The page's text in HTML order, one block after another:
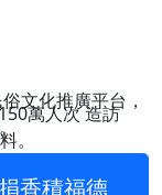
文化推廣平台，
萬人次造訪
。
香積福德